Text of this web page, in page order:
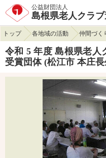
公益財団法人
島根県老人クラ
トップ 各地域の活動 仲間づく
令和 5 年度 島根県老人
受賞団体 (松江市 本庄